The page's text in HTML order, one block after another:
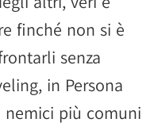
finché non si è
senza
in Persona
più comuni